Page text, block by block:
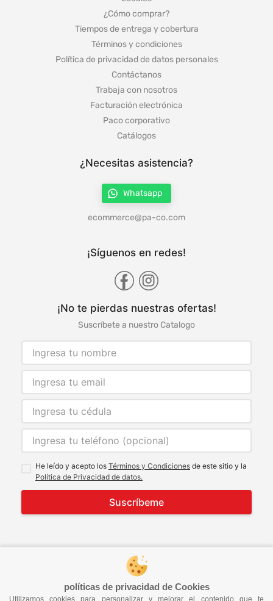
políticas de privacidad de Cookies
Utilizamos cookies para personalizar y mejorar el contenido que te
¿Cómo comprar?
Tiempos de entrega y cobertura
Términos y condiciones
Política de privacidad de datos personales
Contáctanos
Trabaja con nosotros
Facturación electrónica
Paco corporativo
Catálogos
¿Necesitas asistencia?
Whatsapp
ecommerce@pa-co.com
¡Síguenos en redes!
¡No te pierdas nuestras ofertas!
Suscríbete a nuestro Catalogo
He leído y acepto los Términos y Condiciones de este sitio y la
Política de Privacidad de datos.
Suscríbeme
© 2021 Todos los derechos reservados
developed by